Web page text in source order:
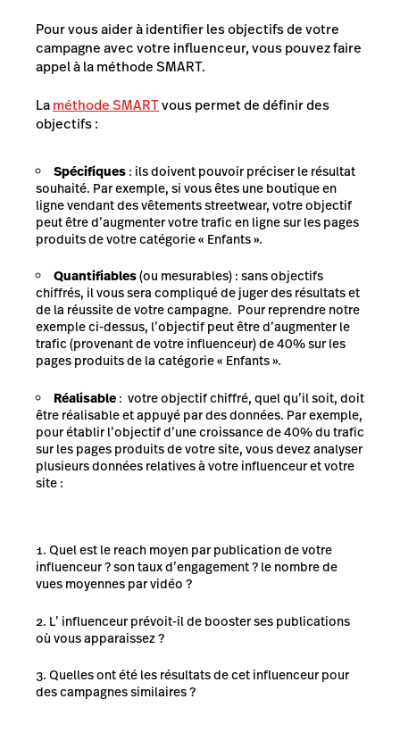
Pour vous aider à identifier les objectifs de votre
campagne avec votre influenceur, vous pouvez faire
appel à la méthode SMART.
Laméthode SMARTvous permet de définir des
objectifs :
Spécifiques : ils doivent pouvoir préciser le résultat
souhaité. Par exemple, si vous êtes une boutique en
ligne vendant des vêtements streetwear, votre objectif
peut être d’augmenter votre trafic en ligne sur les pages
produits de votre catégorie « Enfants ».
Quantifiables(ou mesurables) : sans objectifs
chiffrés, il vous sera compliqué de juger des résultats et
de la réussite de votre campagne. Pour reprendre notre
exemple ci-dessus, l’objectif peut être d’augmenter le
trafic (provenant de votre influenceur) de 40% sur les
pages produits de la catégorie « Enfants ».
Réalisable : votre objectif chiffré, quel qu’il soit, doit
être réalisable et appuyé par des données. Par exemple,
pour établir l’objectif d’une croissance de 40% du trafic
sur les pages produits de votre site, vous devez analyser
plusieurs données relatives à votre influenceur et votre
site :
Quel est le reach moyen par publication de votre
influenceur ? son taux d’engagement ? le nombre de
vues moyennes par vidéo ?
L’ influenceur prévoit-il de booster ses publications
où vous apparaissez ?
Quelles ont été les résultats de cet influenceur pour
des campagnes similaires ?